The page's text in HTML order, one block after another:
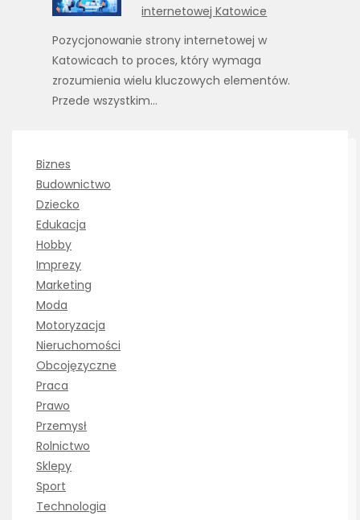
internetowej Katowice
Pozycjonowanie strony internetowej w
Katowicach to proces, który wymaga
zrozumienia wielu kluczowych elementów.
Przede wszystkim…
Biznes
Budownictwo
Dziecko
Edukacja
Hobby
Imprezy
Marketing
Moda
Motoryzacja
Nieruchomości
Obcojęzyczne
Praca
Prawo
Przemysł
Rolnictwo
Sklepy
Sport
Technologia